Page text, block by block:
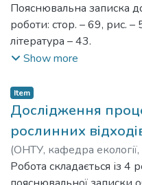
технологій,2024)
Пояснювальна записка
роботи: стор. – 69, рис.
література – 43.
Тема: Удосконалення
Об’єкт дослідження:
підприємства.
Предмет дослідження:
Мета роботи: Теоретично
експериментально
очищення забруднень
Show more
Item
Дослідження
рослинних
(ОНТУ, кафедра
технологій,2024)
Робота складається із 4